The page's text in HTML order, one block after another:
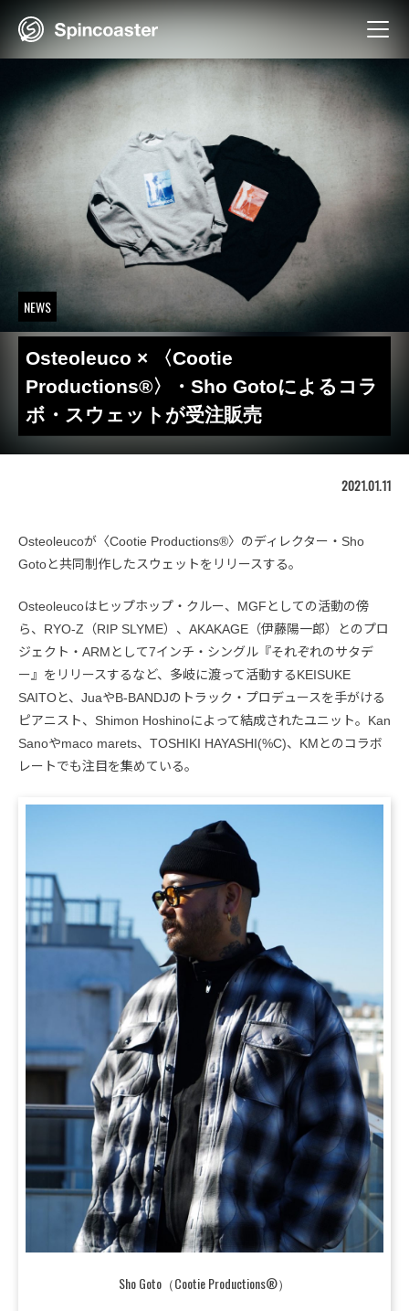
NEWS
Osteoleuco × 〈Cootie
Productions®️〉・Sho Gotoによるコラ
ボ・スウェットが受注販売
2021.01.11
Osteoleucoが〈Cootie Productions®️〉のディレクター・Sho
Gotoと共同制作したスウェットをリリースする。
Osteoleucoはヒップホップ・クルー、MGFとしての活動の傍
ら、RYO-Z（RIP SLYME）、AKAKAGE（伊藤陽一郎）とのプロ
ジェクト・ARMとして7インチ・シングル『それぞれのサタデ
ー』をリリースするなど、多岐に渡って活動するKEISUKE
SAITOと、JuaやB-BANDJのトラック・プロデュースを手がける
ピアニスト、Shimon Hoshinoによって結成されたユニット。Kan
Sanoやmaco marets、TOSHIKI HAYASHI(%C)、KMとのコラボ
レートでも注目を集めている。
Sho Goto（Cootie Productions®️）